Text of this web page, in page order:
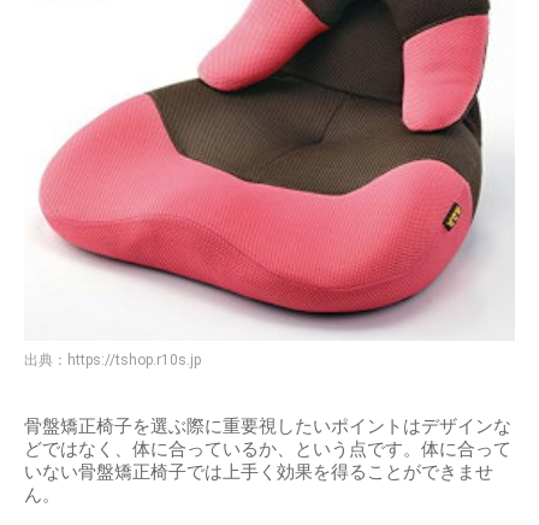
出典： https://tshop.r10s.jp
骨盤矯正椅子を選ぶ際に重要視したいポイントはデザインな
どではなく、体に合っているか、という点です。体に合って
いない骨盤矯正椅子では上手く効果を得ることができませ
ん。